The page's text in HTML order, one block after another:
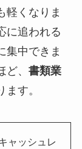
軽くなりま
に追われる
集中できま
、 書類業
す。
ャッシュレ